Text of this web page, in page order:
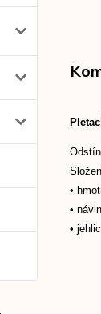
•
•
•